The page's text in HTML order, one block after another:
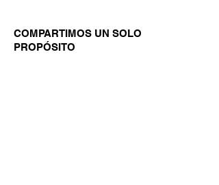
COMPARTIMOS UN SOLO
PROPÓSITO